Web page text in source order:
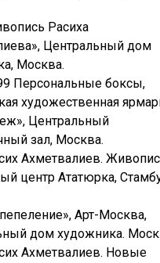
Расиха
Центральный дом
Москва.
Персональные боксы,
художественная
Центральный
зал, Москва.
Ахметвалиев.
центр Ататюрка,
Арт-Москва,
дом художника.
Ахметвалиев. Новые